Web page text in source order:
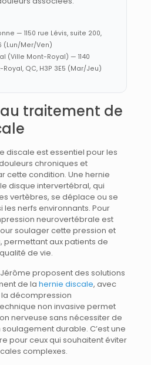
— 1150 rue Lévis, suite 200,
(Lun/Mer/Ven)
(Ville Mont-Royal) — 1140
QC, H3P 3E5 (Mar/Jeu)
traitement de
discale est essentiel pour les
chroniques et
cette condition. Une hernie
disque intervertébral, qui
vertèbres, se déplace ou se
nerfs environnants. Pour
neurovertébrale est
soulager cette pression et
permettant aux patients de
de vie.
proposent des solutions
de la hernie discale, avec
décompression
non invasive permet
nerveuse sans nécessiter de
durable. C’est une
pour ceux qui souhaitent éviter
complexes.